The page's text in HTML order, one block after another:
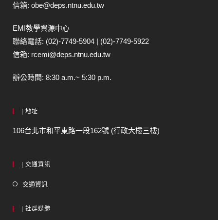
信箱: obe@deps.ntnu.edu.tw
EMI教學資源中心
聯絡電話: (02)-7749-5904 | (02)-7749-5922
信箱: rcemi@deps.ntnu.edu.tw
辦公時間: 8:30 a.m.~ 5:30 p.m.
| 地址
106台北市和平東路一段162號 (行政大樓三樓)
| 交通資訊
交通資訊
| 社群媒體